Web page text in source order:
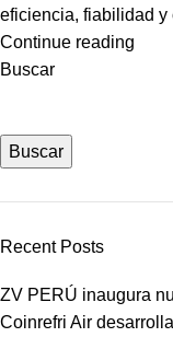
eficiencia, fiabilidad y
Continue reading
Buscar
Buscar
Recent Posts
ZV PERÚ inaugura
Coinrefri Air